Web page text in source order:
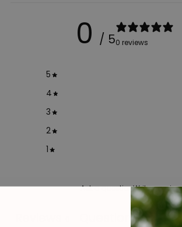
0 / 50 reviews
5
4
3
2
1
Ask a questionWrite a review
Questions 0